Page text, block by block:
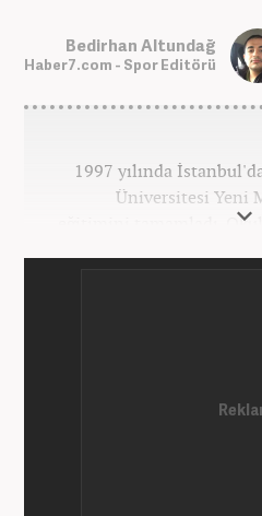
Bedirhan Altundağ
Haber7.com - Spor Editörü
1997 yılında
Üniversitesi Yeni
eğitimini tamamladı.